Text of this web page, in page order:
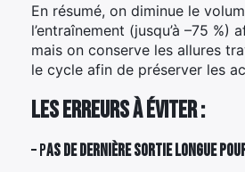
En résumé, on diminue le
l’entraînement (jusqu’à –75 %)
mais on conserve les allures
le cycle afin de préserver les
Les erreurs à éviter :
– Pas de dernière sortie longue